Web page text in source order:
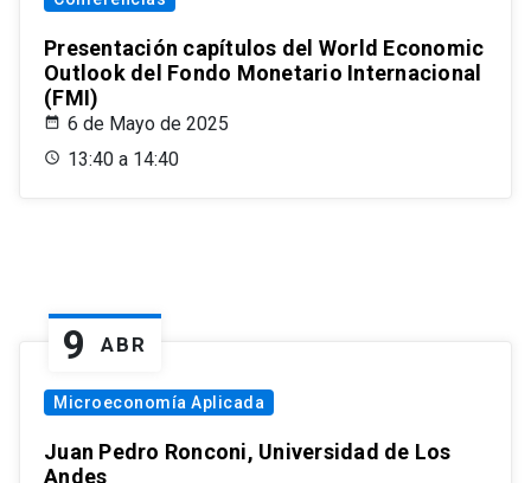
Presentación capítulos del World Economic
Outlook del Fondo Monetario Internacional
(FMI)
6 de Mayo de 2025
13:40 a 14:40
9 ABR
Microeconomía Aplicada
Juan Pedro Ronconi, Universidad de Los
Andes